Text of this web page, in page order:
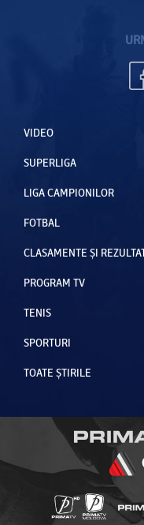
VIDEO
SUPERLIGA
LIGA CAMPIONILOR
FOTBAL
CLASAMENTE ȘI
PROGRAM TV
TENIS
SPORTURI
TOATE ȘTIRILE